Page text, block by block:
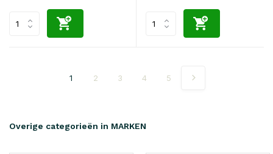
1 2 3 4 5
Overige categorieën in MARKEN